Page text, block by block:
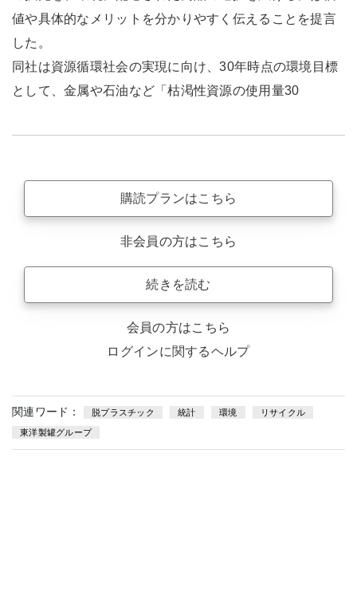
値や具体的なメリットを分かりやすく伝えることを提言
した。
同社は資源循環社会の実現に向け、30年時点の環境目標
として、金属や石油など「枯渇性資源の使用量30
購読プランはこちら
非会員の方はこちら
続きを読む
会員の方はこちら
ログインに関するヘルプ
関連ワード： 脱プラスチック 統計 環境 リサイクル
東洋製罐グループ